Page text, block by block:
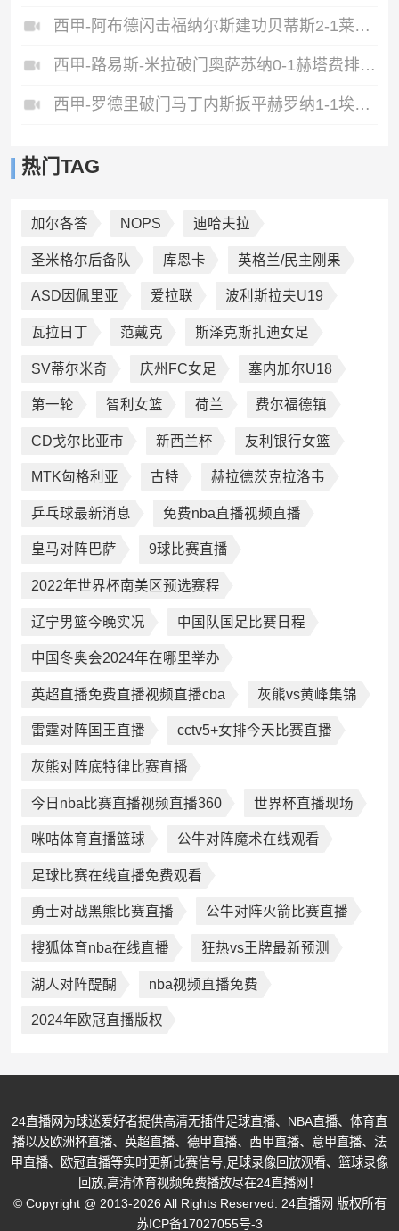
西甲-阿布德闪击福纳尔斯建功贝蒂斯2-1莱万特
西甲-路易斯-米拉破门奥萨苏纳0-1赫塔费排第17惊险保级
西甲-罗德里破门马丁内斯扳平赫罗纳1-1埃尔切惨遭降级
热门TAG
加尔各答 NOPS 迪哈夫拉
圣米格尔后备队 库恩卡 英格兰/民主刚果
ASD因佩里亚 爱拉联 波利斯拉夫U19
瓦拉日丁 范戴克 斯泽克斯扎迪女足
SV蒂尔米奇 庆州FC女足 塞内加尔U18
第一轮 智利女篮 荷兰 费尔福德镇
CD戈尔比亚市 新西兰杯 友利银行女篮
MTK匈格利亚 古特 赫拉德茨克拉洛韦
乒乓球最新消息 免费nba直播视频直播
皇马对阵巴萨 9球比赛直播
2022年世界杯南美区预选赛程
辽宁男篮今晚实况 中国队国足比赛日程
中国冬奥会2024年在哪里举办
英超直播免费直播视频直播cba 灰熊vs黄峰集锦
雷霆对阵国王直播 cctv5+女排今天比赛直播
灰熊对阵底特律比赛直播
今日nba比赛直播视频直播360 世界杯直播现场
咪咕体育直播篮球 公牛对阵魔术在线观看
足球比赛在线直播免费观看
勇士对战黑熊比赛直播 公牛对阵火箭比赛直播
搜狐体育nba在线直播 狂热vs王牌最新预测
湖人对阵醍醐 nba视频直播免费
2024年欧冠直播版权
24直播网为球迷爱好者提供高清无插件足球直播、NBA直播、体育直
播以及欧洲杯直播、英超直播、德甲直播、西甲直播、意甲直播、法
甲直播、欧冠直播等实时更新比赛信号,足球录像回放观看、篮球录像
回放,高清体育视频免费播放尽在24直播网！
© Copyright @ 2013-2026 All Rights Reserved. 24直播网 版权所有
苏ICP备17027055号-3